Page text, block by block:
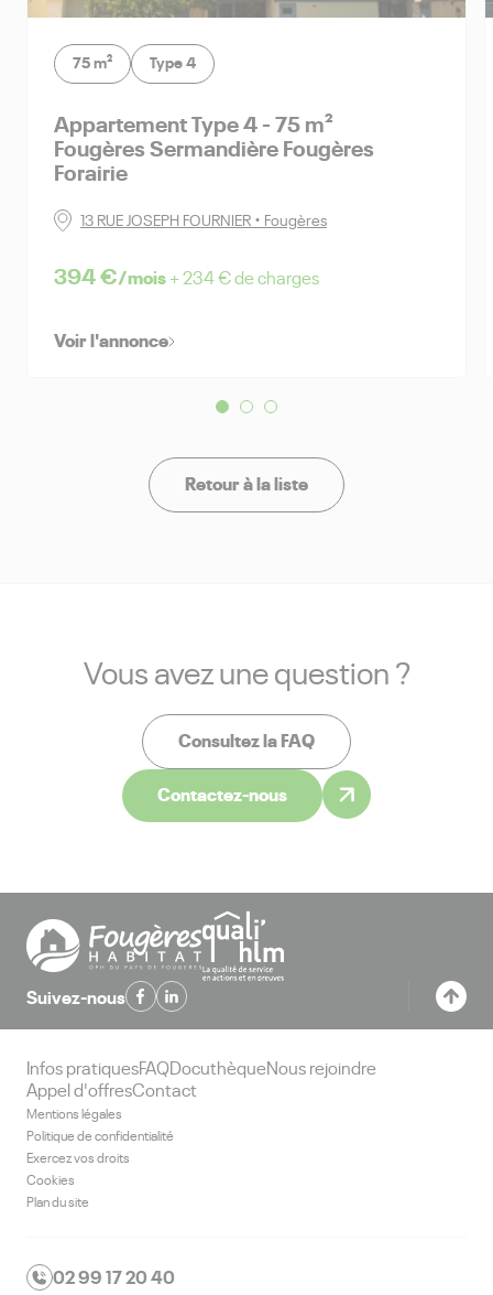
75 m² Type 4
appartement Type 4 - 75 m²
Fougères Sermandière Fougères
Forairie
13 RUE JOSEPH FOURNIER • Fougères
394 €/mois+ 234 € de charges
Voir l'annonce
Retour à la liste
Vous avez une question ?
Consultez la FAQ
Contactez-nous
Suivez-nous
Infos pratiquesFAQDocuthèqueNous rejoindre
Appel d'offresContact
Mentions légales
Politique de confidentialité
Exercez vos droits
Cookies
Plan du site
02 99 17 20 40